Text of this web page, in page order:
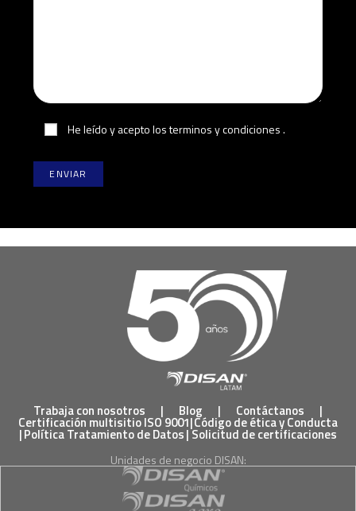
He leído y acepto los terminos y condiciones.
Trabaja con nosotros | Blog | Contáctanos |
Certificación multisitio ISO 9001|Código de ética y Conducta
|Política Tratamiento de Datos|Solicitud de certificaciones
Unidades de negocio DISAN: